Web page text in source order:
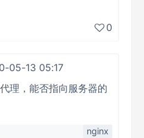
0
05-13 05:17
理，能否指向服务器的